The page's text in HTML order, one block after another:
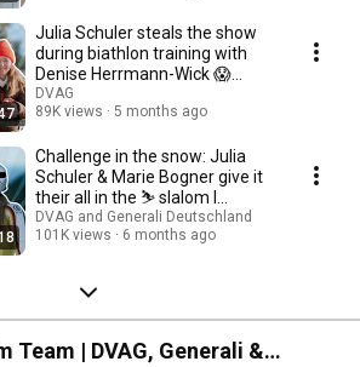
Julia Schuler steals the show
during biathlon training with
Denise Herrmann-Wick 😱
Generali & DVAG
DVAG
89K views
5 months ago
Challenge in the snow: Julia
Schuler & Marie Bogner give it
their all in the ⛷️ slalom I
Generali...
DVAG and Generali Deutschland
101K views
6 months ago
Team | DVAG, Generali &